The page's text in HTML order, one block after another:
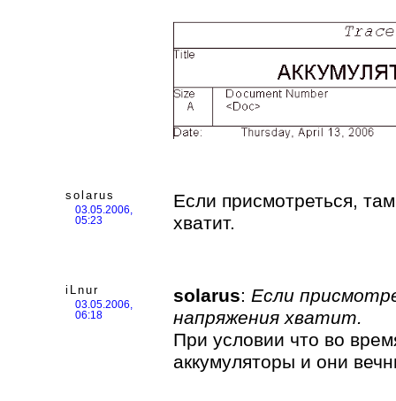
solarus
03.05.2006,
05:23
Если присмотреться,
хватит.
iLnur
03.05.2006,
06:18
solarus: Если
напряжения хватит.
При условии что во
аккумуляторы и они